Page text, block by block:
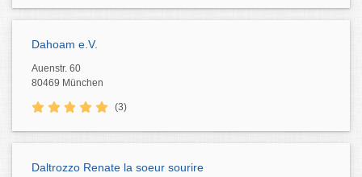
Dahoam e.V.
Auenstr. 60
80469 München
(3)
Daltrozzo Renate la soeur sourire